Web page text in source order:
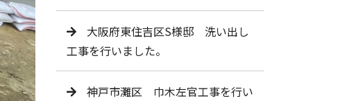
大阪府東住吉区S様邸 洗い出し
工事を行いました。
神戸市灘区 巾木左官工事を行い